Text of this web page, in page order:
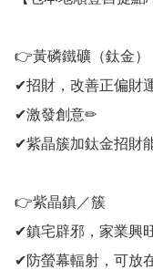
👉黃磷鐵礦（鈦金）
✔招財，改善正偏財
✔激發創意✏
✔紫晶簇加鈦金招財
👉紫晶鎮／簇
✔鎮宅辟邪，家業興
✔防螢幕輻射，可放